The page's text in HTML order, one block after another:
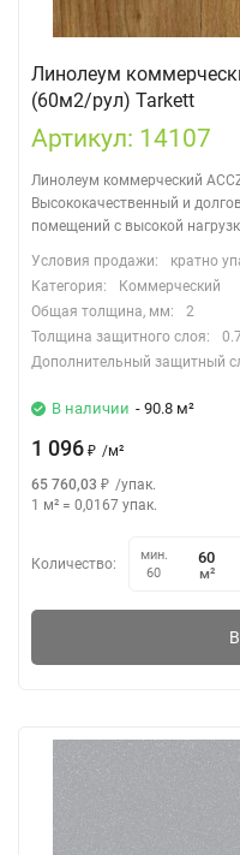
Линолеум
(60м2/рул) Tarkett
Артикул: 14107
Линолеум коммерческий
Высококачественный и
помещений с высокой
Условия продажи:
кратно
Категория:
Коммерческий
Общая толщина, мм:
2
Толщина защитного слоя:
Дополнительный защитный
В наличии - 90.8 м²
1 096 ₽ /м²
65 760,03 ₽ /упак.
1 м² = 0,0167 упак.
Количество:
мин.
60
м²